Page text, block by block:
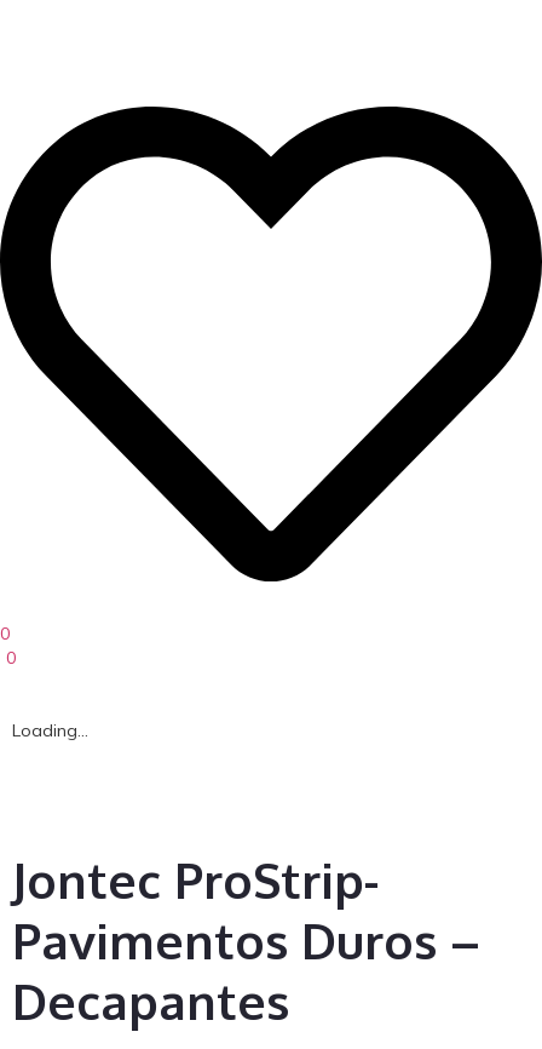
0
0
Loading...
Jontec ProStrip-
Pavimentos Duros –
Decapantes